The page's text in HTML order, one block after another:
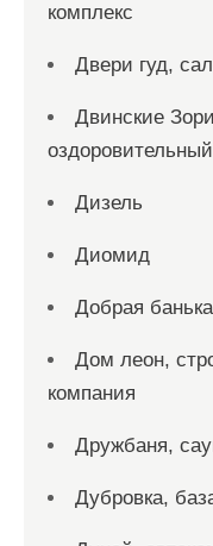
комплекс
Двери гуд,
Двинские
Дизель
Диомид
Добрая
Дом леон,
компания
Дружбаня,
Дубровка,